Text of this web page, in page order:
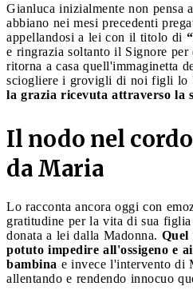
Gianluca inizialmente non pensa
abbiano nei mesi precedenti
appellandosi a lei con il titolo di
e ringrazia soltanto il Signore
ritorna a casa quell'immaginetta
sciogliere i grovigli di noi figli lo
la grazia ricevuta attraverso la
Il nodo nel
da Maria
Lo racconta ancora oggi con
gratitudine per la vita di sua
donata a lei dalla Madonna. Quel
potuto impedire all'ossigeno e
bambina e invece l'intervento di
allentando e rendendo innocuo